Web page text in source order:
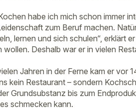
Kochen habe ich mich schon immer
zum Beruf machen.
lernen und sich schulen“, erklärt
wollen. Deshalb war er in vielen
Jahren in der Ferne kam er vor
kein Restaurant – sondern
Grundsubstanz bis zum
schmecken kann.